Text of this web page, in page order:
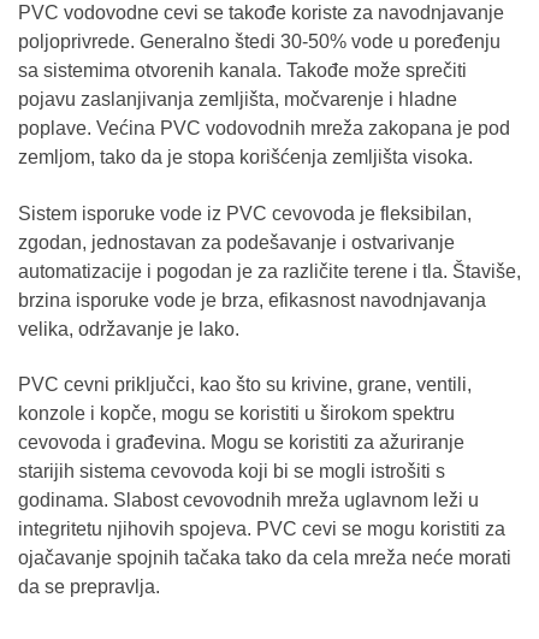
PVC vodovodne cevi se takođe koriste za navodnjavanje
poljoprivrede. Generalno štedi 30-50% vode u poređenju
sa sistemima otvorenih kanala. Takođe može sprečiti
pojavu zaslanjivanja zemljišta, močvarenje i hladne
poplave. Većina PVC vodovodnih mreža zakopana je pod
zemljom, tako da je stopa korišćenja zemljišta visoka.
Sistem isporuke vode iz PVC cevovoda je fleksibilan,
zgodan, jednostavan za podešavanje i ostvarivanje
automatizacije i pogodan je za različite terene i tla. Štaviše,
brzina isporuke vode je brza, efikasnost navodnjavanja
velika, održavanje je lako.
PVC cevni priključci, kao što su krivine, grane, ventili,
konzole i kopče, mogu se koristiti u širokom spektru
cevovoda i građevina. Mogu se koristiti za ažuriranje
starijih sistema cevovoda koji bi se mogli istrošiti s
godinama. Slabost cevovodnih mreža uglavnom leži u
integritetu njihovih spojeva. PVC cevi se mogu koristiti za
ojačavanje spojnih tačaka tako da cela mreža neće morati
da se prepravlja.